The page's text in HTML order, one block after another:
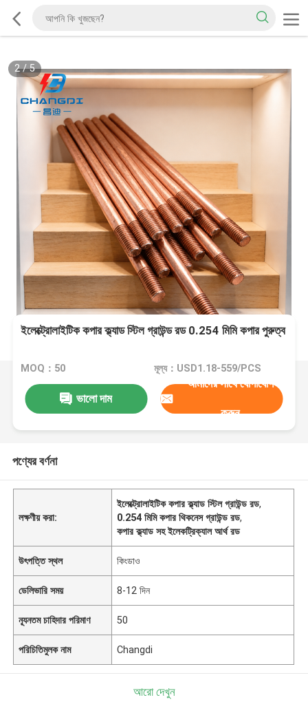
2/5
ইলেক্ট্রোলাইটিক কপার ক্ল্যাড স্টিল গ্রাউন্ড রড 0.254 মিমি কপার পুরুত্ব
MOQ：50 মূল্য：USD1.18-559/PCS
ভালো দাম
আমাদের সাথে যোগাযোগ
করুন
পণ্যের বর্ণনা
লক্ষণীয় করা:
ইলেক্ট্রোলাইটিক কপার ক্ল্যাড স্টিল গ্রাউন্ড রড,
0.254 মিমি কপার থিকনেস গ্রাউন্ড রড,
কপার ক্ল্যাড সহ ইলেকট্রিক্যাল আর্থ রড
উৎপত্তি স্থল কিংডাও
ডেলিভারি সময় 8-12 দিন
ন্যূনতম চাহিদার পরিমাণ 50
পরিচিতিমুলক নাম Changdi
আরো দেখুন